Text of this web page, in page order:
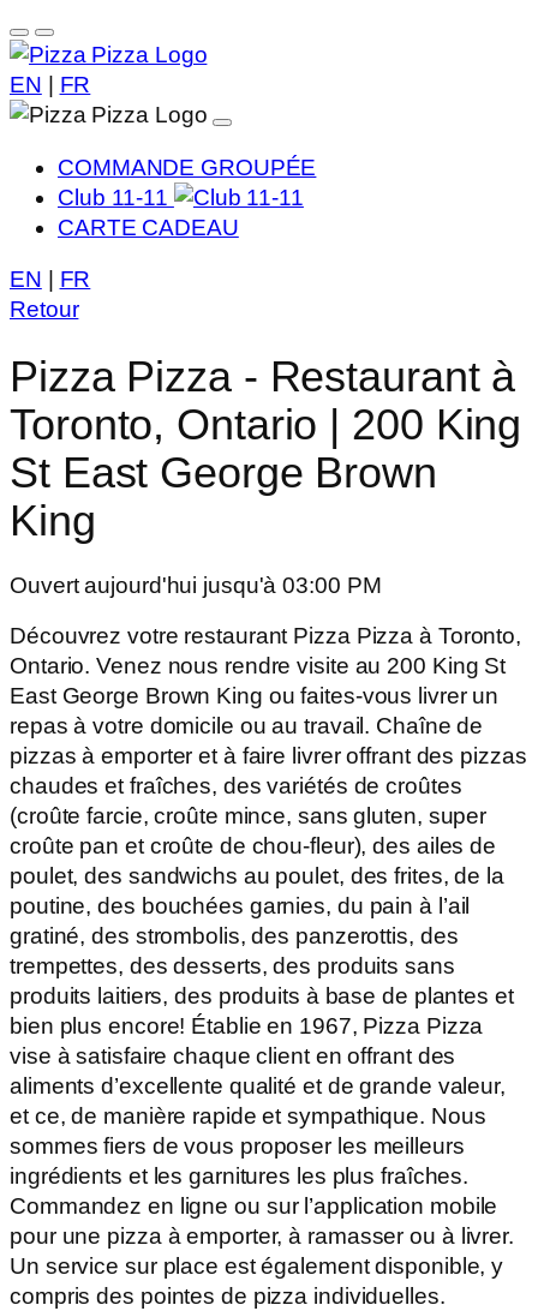
EN FR
COMMANDE GROUPÉE
Club 11-11
CARTE CADEAU
EN
FR
Retour
Pizza Pizza - Restaurant à
Toronto, Ontario | 200 King
St East George Brown
King
Ouvert aujourd'hui jusqu'à 03:00 PM
Découvrez votre restaurant Pizza Pizza à Toronto,
Ontario. Venez nous rendre visite au 200 King St
East George Brown King ou faites-vous livrer un
repas à votre domicile ou au travail. Chaîne de
pizzas à emporter et à faire livrer offrant des pizzas
chaudes et fraîches, des variétés de croûtes
(croûte farcie, croûte mince, sans gluten, super
croûte pan et croûte de chou-fleur), des ailes de
poulet, des sandwichs au poulet, des frites, de la
poutine, des bouchées garnies, du pain à l’ail
gratiné, des strombolis, des panzerottis, des
trempettes, des desserts, des produits sans
produits laitiers, des produits à base de plantes et
bien plus encore! Établie en 1967, Pizza Pizza
vise à satisfaire chaque client en offrant des
aliments d’excellente qualité et de grande valeur,
et ce, de manière rapide et sympathique. Nous
sommes fiers de vous proposer les meilleurs
ingrédients et les garnitures les plus fraîches.
Commandez en ligne ou sur l’application mobile
pour une pizza à emporter, à ramasser ou à livrer.
Un service sur place est également disponible, y
compris des pointes de pizza individuelles.